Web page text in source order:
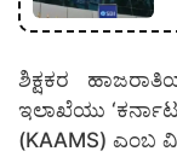
ಶಿಕ್ಷಕರ
ಇಲಾಖೆಯು
(KAAMS) ಎಂಬ